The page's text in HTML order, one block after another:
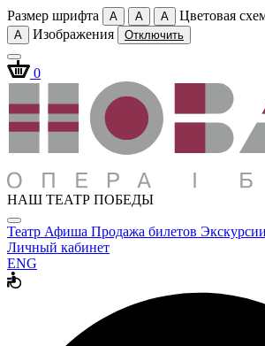
Размер шрифта A A A Цветовая
A
Изображения Отключить
0
НАШ ТЕАТР ПОБЕДЫ
Театр Афиша Продажа билетов Экскурсии
Личный кабинет
ENG